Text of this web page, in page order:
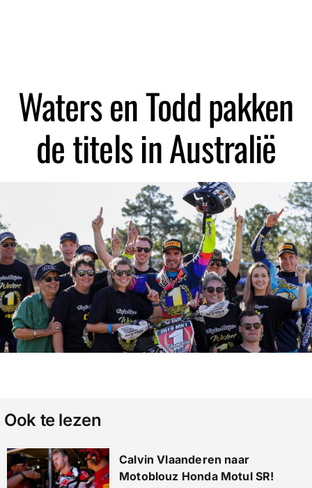
Waters en Todd pakken
de titels in Australië
Ook te lezen
Calvin Vlaanderen naar
Motoblouz Honda Motul SR!